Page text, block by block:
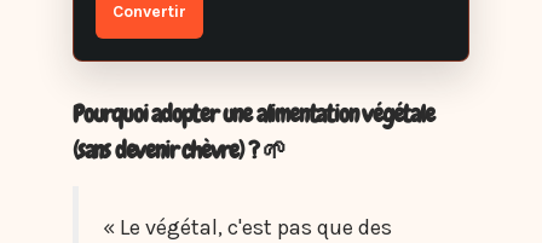
Convertir
Pourquoi adopter une alimentation végétale
(sans devenir chèvre) ? 🌱
« Le végétal, c'est pas que des